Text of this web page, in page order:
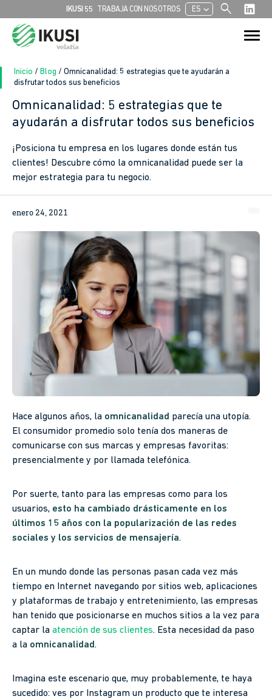
IKUSI 55 TRABAJA CON NOSOTROS ESchevron_left search
Buscar:
Botón de
Inicio / Blog / Omnicanalidad: 5 estrategias que te ayudarán a
disfrutar todos sus beneficios
Omnicanalidad: 5 estrategias que te
ayudarán a disfrutar todos sus beneficios
¡Posiciona tu empresa en los lugares donde están tus
clientes! Descubre cómo la omnicanalidad puede ser la
mejor estrategia para tu negocio.
enero 24, 2021
Hace algunos años, la omnicanalidad parecía una utopía.
El consumidor promedio solo tenía dos maneras de
comunicarse con sus marcas y empresas favoritas:
presencialmente y por llamada telefónica.
Por suerte, tanto para las empresas como para los
usuarios, esto ha cambiado drásticamente en los
últimos 15 años con la popularización de las redes
sociales y los servicios de mensajería.
En un mundo donde las personas pasan cada vez más
tiempo en Internet navegando por sitios web, aplicaciones
y plataformas de trabajo y entretenimiento, las empresas
han tenido que posicionarse en muchos sitios a la vez para
captar la atención de sus clientes. Esta necesidad da paso
a la omnicanalidad.
Imagina este escenario que, muy probablemente, te haya
sucedido: ves por Instagram un producto que te interesa